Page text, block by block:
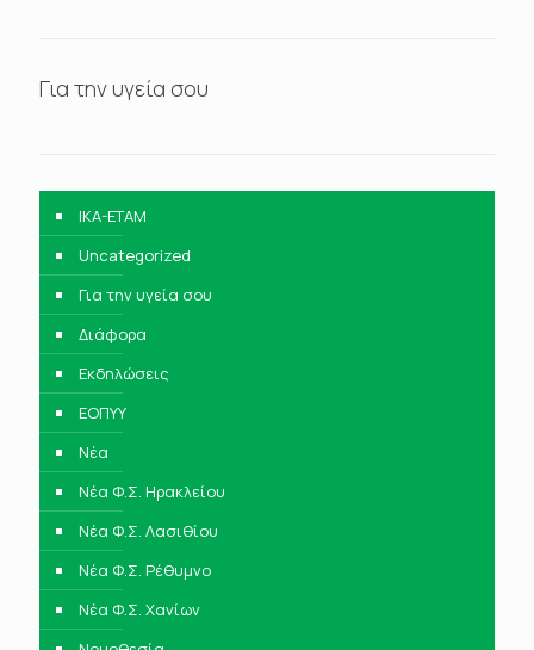
Για την υγεία σου
IKA-ETAM
Uncategorized
Για την υγεία σου
Διάφορα
Εκδηλώσεις
ΕΟΠΥΥ
Νέα
Νέα Φ.Σ. Ηρακλείου
Νέα Φ.Σ. Λασιθίου
Νέα Φ.Σ. Ρέθυμνο
Νέα Φ.Σ. Χανίων